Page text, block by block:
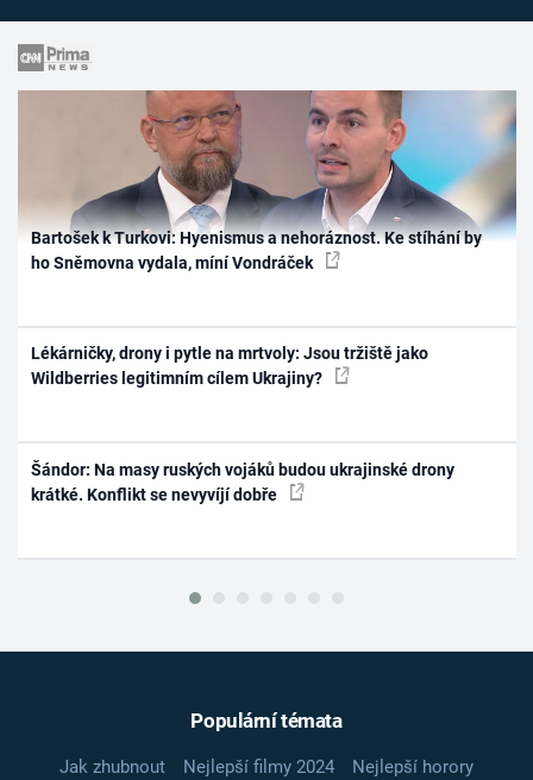
Bartošek k Turkovi: Hyenismus a nehoráznost. Ke stíhání by
ho Sněmovna vydala, míní Vondráček
Lékárničky, drony i pytle na mrtvoly: Jsou tržiště jako
Wildberries legitimním cílem Ukrajiny?
Šándor: Na masy ruských vojáků budou ukrajinské drony
krátké. Konflikt se nevyvíjí dobře
Populární témata
Jak zhubnout Nejlepší filmy 2024
Nejlepší horory